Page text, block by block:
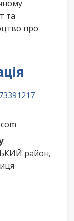
та
про
:
район,